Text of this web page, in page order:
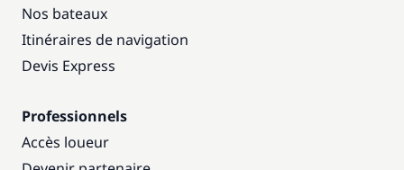
Nos bateaux
Itinéraires de navigation
Devis Express
Professionnels
Accès loueur